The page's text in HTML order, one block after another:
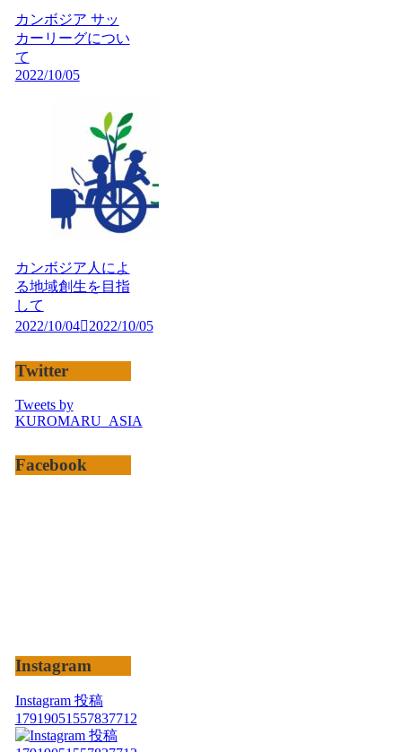
カンボジア サッ
カーリーグについ
て
2022/10/05
カンボジア人によ
る地域創生を目指
して
2022/10/04
2022/10/05
Twitter
Tweets by
KUROMARU_ASIA
Facebook
Instagram
Instagram 投稿
17919051557837712